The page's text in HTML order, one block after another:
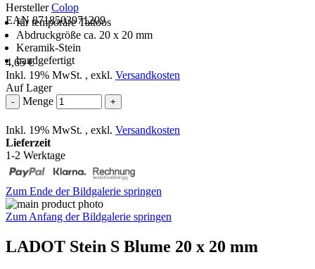
HerstellerColop
EAN 8718503971209
für temporäre Tattoos
Abdruckgröße ca. 20 x 20 mm
Keramik-Stein
handgefertigt
4,65 €
Inkl. 19% MwSt. , exkl. Versandkosten
Auf Lager
- Menge +
Inkl. 19% MwSt. , exkl. Versandkosten
Lieferzeit
1-2 Werktage
Zum Ende der Bildgalerie springen
Zum Anfang der Bildgalerie springen
LADOT Stein S Blume 20 x 20 mm